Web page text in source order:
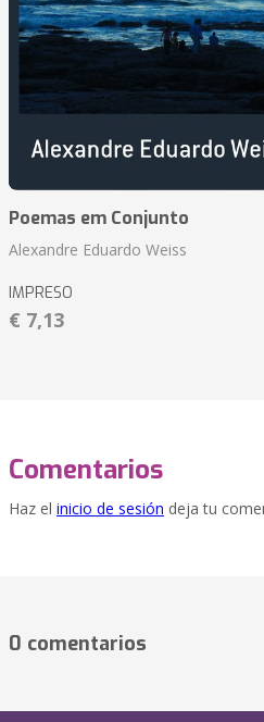
Poemas em Conjunto
Alexandre Eduardo Weiss
IMPRESO
€ 7,13
Comentarios
Haz el inicio de sesión deja tu
0 comentarios